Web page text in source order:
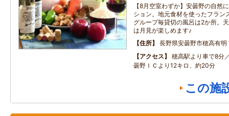
【8月空室わずか】安曇野の自然
ション。地元食材を使ったフラン
グループ毎貸切の風呂は2か所。
は月見が楽しめます♪
住所
長野県安曇野市穂高有明
アクセス
穂高駅より車で8分
曇野ＩＣより12キロ、約20分
この施